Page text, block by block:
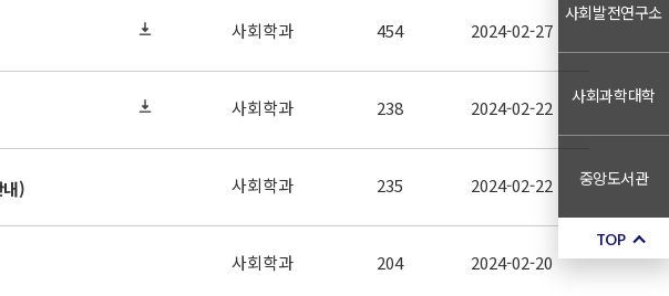
사회학과 454 2024-02-27
사회학과 238 2024-02-22
내) 사회학과 235 2024-02-22
사회학과 204 2024-02-20
사회발전연구소
사회과학대학
중앙도서관
TOP